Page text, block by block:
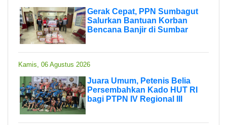
Gerak Cepat, PPN Sumbagut
Salurkan Bantuan Korban
Bencana Banjir di Sumbar
Kamis, 06 Agustus 2026
Juara Umum, Petenis Belia
Persembahkan Kado HUT RI
bagi PTPN IV Regional III